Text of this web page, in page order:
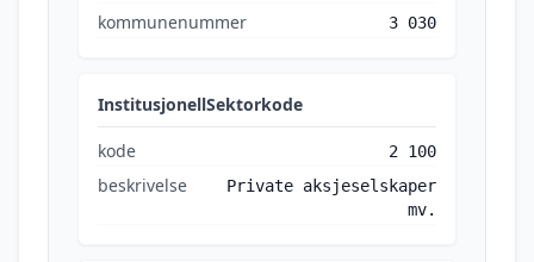
kommunenummer 3 030
InstitusjonellSektorkode
kode 2 100
beskrivelse
Private aksjeselskaper
mv.